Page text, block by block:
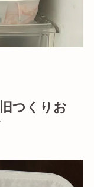
つくりお